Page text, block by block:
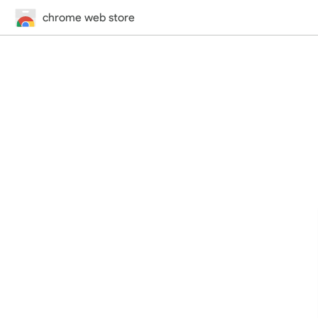
chrome web store